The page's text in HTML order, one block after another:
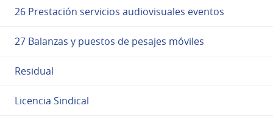
26 Prestación servicios audiovisuales eventos
27 Balanzas y puestos de pesajes móviles
Residual
Licencia Sindical